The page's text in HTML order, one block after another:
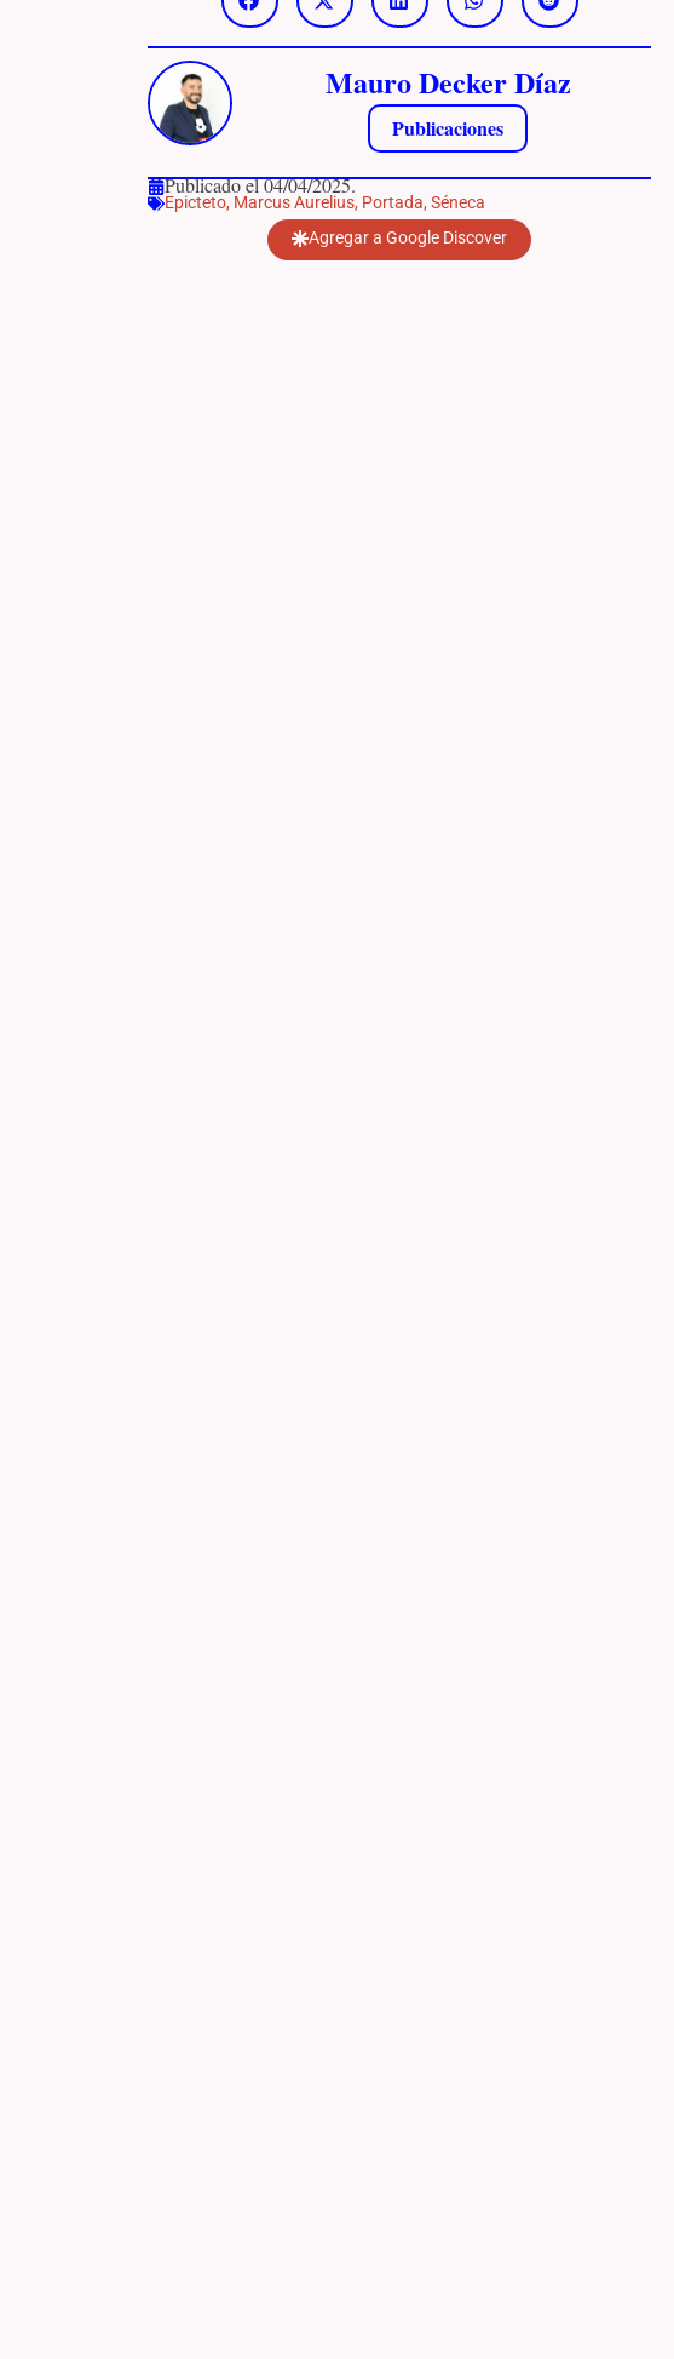
Mauro Decker Díaz
Publicaciones
Publicado el 04/04/2025.
Epicteto, Marcus Aurelius, Portada, Séneca
Agregar a Google Discover